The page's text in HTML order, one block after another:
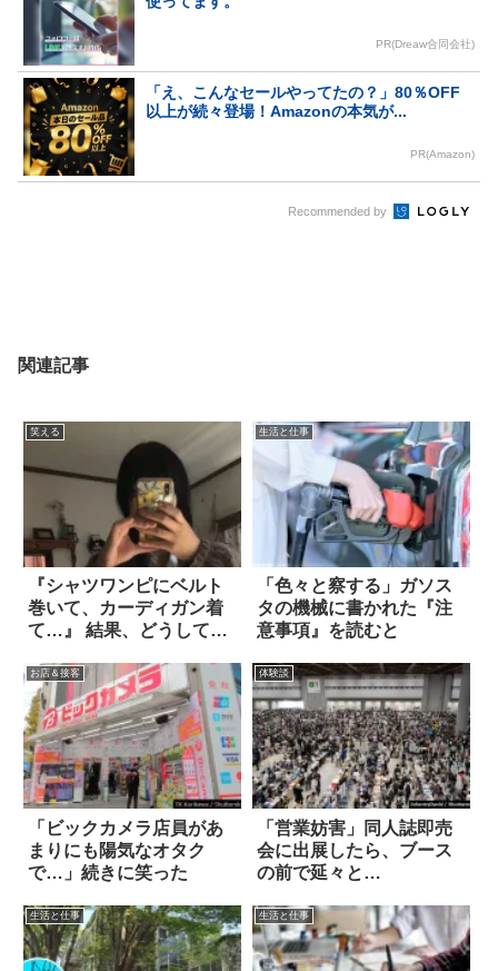
PR(Dreaw合同会社)
「え、こんなセールやってたの？」80％OFF
以上が続々登場！Amazonの本気が...
PR(Amazon)
Recommended by
関連記事
笑える
『シャツワンピにベルト
巻いて、カーディガン着
て…』 結果、どうしてこ
生活と仕事
「色々と察する」ガソス
タの機械に書かれた『注
意事項』を読むと
お店＆接客
「ビックカメラ店員があ
まりにも陽気なオタク
で…」続きに笑った
体験談
「営業妨害」同人誌即売
会に出展したら、ブース
の前で延々と…
生活と仕事 生活と仕事